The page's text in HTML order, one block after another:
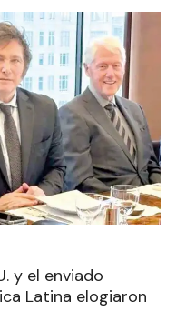
y el enviado
Latina elogiaron